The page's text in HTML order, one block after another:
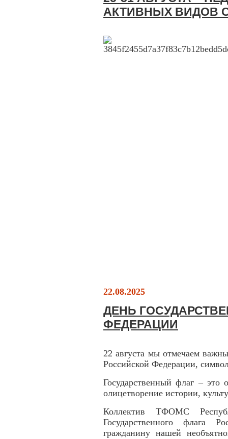
АКТИВНЫХ ВИДОВ
22.08.2025
ДЕНЬ
ФЕДЕРАЦИИ
22 августа мы отмечаем
Российской Федерации,
Государственный флаг –
олицетворение истории,
Коллектив ТФОМС
Государственного флага
гражданину нашей